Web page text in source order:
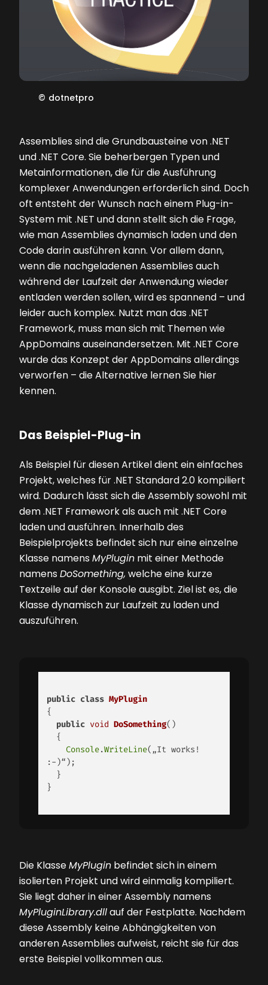
© dotnetpro
Assemblies sind die Grundbausteine von .NET
und .NET Core. Sie beherbergen Typen und
Metainformationen, die für die Ausführung
komplexer Anwendungen erforderlich sind. Doch
oft entsteht der Wunsch nach einem Plug-in-
System mit .NET und dann stellt sich die Frage,
wie man Assemblies dynamisch laden und den
Code darin ausführen kann. Vor allem dann,
wenn die nachgeladenen Assemblies auch
während der Laufzeit der Anwendung wieder
entladen werden sollen, wird es spannend – und
leider auch komplex. Nutzt man das .NET
Framework, muss man sich mit Themen wie
AppDomains auseinandersetzen. Mit .NET Core
wurde das Konzept der AppDomains allerdings
verworfen – die Alternative lernen Sie hier
kennen.
Das Beispiel-Plug-in
Als Beispiel für diesen Artikel dient ein einfaches
Projekt, welches für .NET Standard 2.0 kompiliert
wird. Dadurch lässt sich die Assembly sowohl mit
dem .NET Framework als auch mit .NET Core
laden und ausführen. Innerhalb des
Beispielprojekts befindet sich nur eine einzelne
Klasse namens MyPlugin mit einer Methode
namens DoSomething, welche eine kurze
Textzeile auf der Konsole ausgibt. Ziel ist es, die
Klasse dynamisch zur Laufzeit zu laden und
auszuführen.
public class MyPlugin
{
public void DoSomething()
{
Console.WriteLine(„It works!
:-)“);
}
Die KlasseMyPlugin befindet sich in einem
isolierten Projekt und wird einmalig kompiliert.
Sie liegt daher in einer Assembly namens
MyPluginLibrary.dllauf der Festplatte. Nachdem
diese Assembly keine Abhängigkeiten von
anderen Assemblies aufweist, reicht sie für das
erste Beispiel vollkommen aus.